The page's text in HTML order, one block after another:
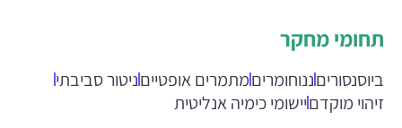
תחומי מחקר
ביוסנסוריםננוחומריםמתמרים אופטייםניטור סביבתי
זיהוי מוקדםיישומי כימיה אנליטית